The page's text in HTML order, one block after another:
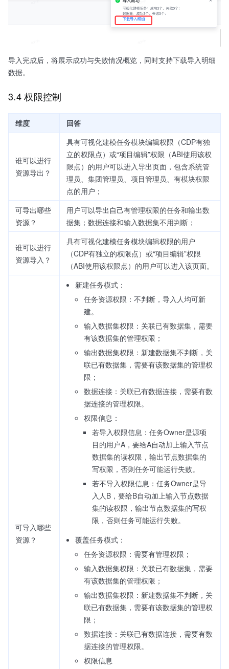
导入完成后，将展示成功与失败情况概览，同时支持下载导入明细
数据。
3.4 权限控制
维度 回答
谁可以进行
资源导出？
具有可视化建模任务模块编辑权限（CDP有独
立的权限点）或“项目编辑”权限（ABI使用该权
限点）的用户可以进入导出页面，包含系统管
理员、集团管理员、项目管理员、有模块权限
点的用户；
可导出哪些
资源？
用户可以导出自己有管理权限的任务和输出数
据集；数据连接和输入数据集不用判断；
谁可以进行
资源导入？
具有可视化建模任务模块编辑权限的用户
（CDP有独立的权限点）或“项目编辑”权限
（ABI使用该权限点）的用户可以进入该页面。
可导入哪些
资源？
新建任务模式：
任务资源权限：不判断，导入人均可新
建。
输入数据集权限：关联已有数据集，需要
有该数据集的管理权限；
输出数据集权限：新建数据集不判断，关
联已有数据集，需要有该数据集的管理权
限；
数据连接：关联已有数据连接，需要有数
据连接的管理权限。
权限信息：
若导入权限信息：任务Owner是源项
目的用户A，要给A自动加上输入节点
数据集的读权限，输出节点数据集的
写权限，否则任务可能运行失败。
若不导入权限信息：任务Owner是导
入人B，要给B自动加上输入节点数据
集的读权限，输出节点数据集的写权
限，否则任务可能运行失败。
覆盖任务模式：
任务资源权限：需要有管理权限；
输入数据集权限：关联已有数据集，需要
有该数据集的管理权限；
输出数据集权限：新建数据集不判断，关
联已有数据集，需要有该数据集的管理权
限；
数据连接：关联已有数据连接，需要有数
据连接的管理权限。
权限信息